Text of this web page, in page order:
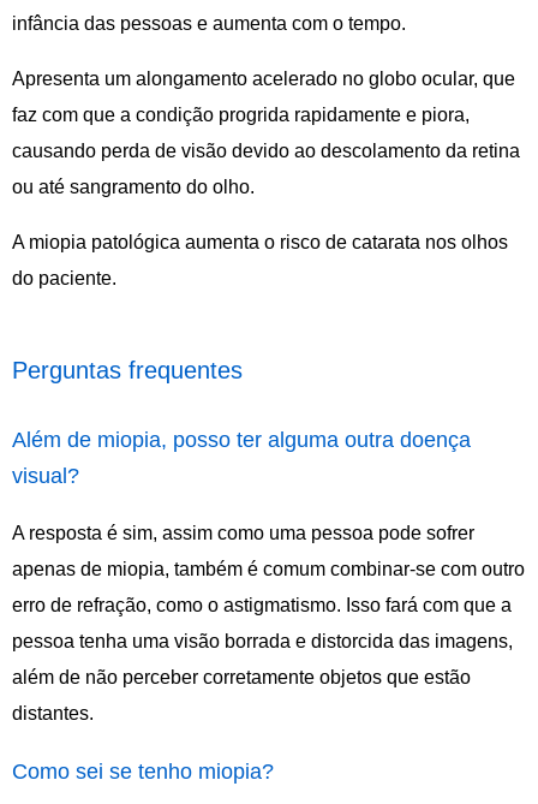
infância das pessoas e aumenta com o tempo.
Apresenta um alongamento acelerado no globo ocular, que
faz com que a condição progrida rapidamente e piora,
causando perda de visão devido ao descolamento da retina
ou até sangramento do olho.
A miopia patológica aumenta o risco de catarata nos olhos
do paciente.
Perguntas frequentes
Além de miopia, posso ter alguma outra doença
visual?
A resposta é sim, assim como uma pessoa pode sofrer
apenas de miopia, também é comum combinar-se com outro
erro de refração, como o astigmatismo. Isso fará com que a
pessoa tenha uma visão borrada e distorcida das imagens,
além de não perceber corretamente objetos que estão
distantes.
Como sei se tenho miopia?